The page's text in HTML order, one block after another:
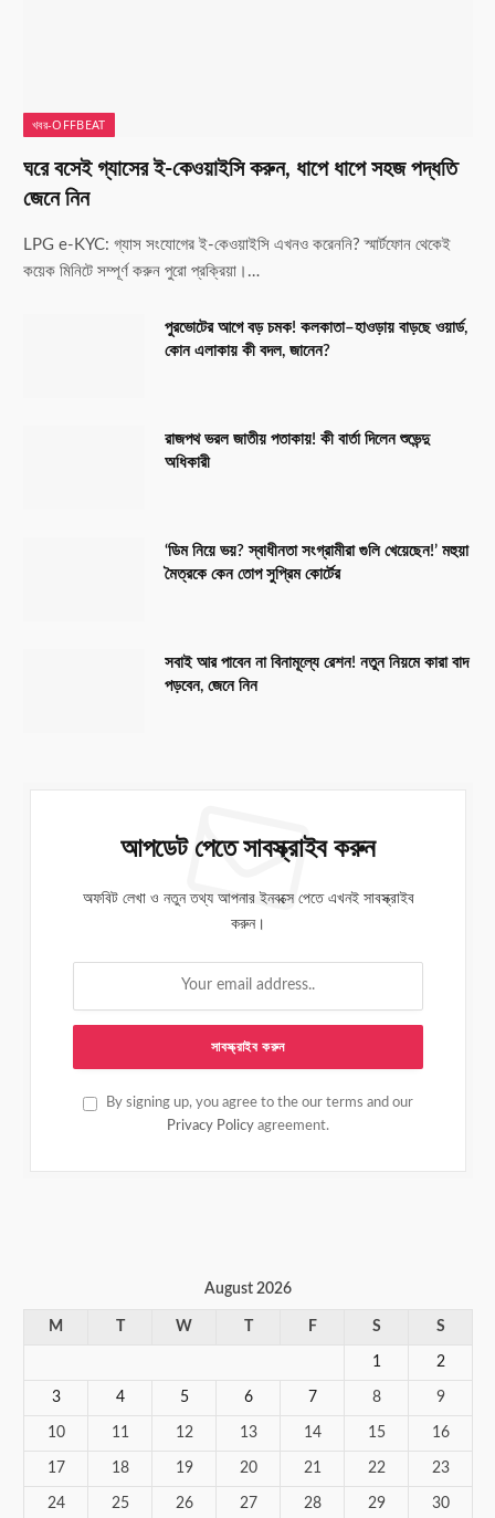
খবর-OFFBEAT
ঘরে বসেই গ্যাসের ই-কেওয়াইসি করুন, ধাপে ধাপে সহজ পদ্ধতি
জেনে নিন
LPG e-KYC: গ্যাস সংযোগের ই-কেওয়াইসি এখনও করেননি? স্মার্টফোন থেকেই
কয়েক মিনিটে সম্পূর্ণ করুন পুরো প্রক্রিয়া।…
পুরভোটের আগে বড় চমক! কলকাতা–হাওড়ায় বাড়ছে ওয়ার্ড,
কোন এলাকায় কী বদল, জানেন?
রাজপথ ভরল জাতীয় পতাকায়! কী বার্তা দিলেন শুভেন্দু
অধিকারী
‘ডিম নিয়ে ভয়? স্বাধীনতা সংগ্রামীরা গুলি খেয়েছেন!’ মহুয়া
মৈত্রকে কেন তোপ সুপ্রিম কোর্টের
সবাই আর পাবেন না বিনামূল্যে রেশন! নতুন নিয়মে কারা বাদ
পড়বেন, জেনে নিন
আপডেট পেতে সাবস্ক্রাইব করুন
অফবিট লেখা ও নতুন তথ্য আপনার ইনবক্সে পেতে এখনই সাবস্ক্রাইব
করুন।
By signing up, you agree to the our terms and our
Privacy Policy agreement.
August 2026
M W F S S
1 2
3 4 5 6 7 8 9
10 11 12 13 14 15 16
17 18 19 20 21 22 23
24 25 26 27 28 29 30